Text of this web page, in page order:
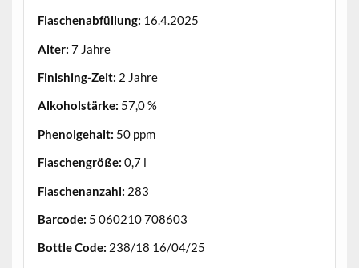
Flaschenabfüllung: 16.4.2025
Alter: 7 Jahre
Finishing-Zeit: 2 Jahre
Alkoholstärke: 57,0 %
Phenolgehalt: 50 ppm
Flaschengröße: 0,7 l
Flaschenanzahl: 283
Barcode: 5 060210 708603
Bottle Code: 238/18 16/04/25